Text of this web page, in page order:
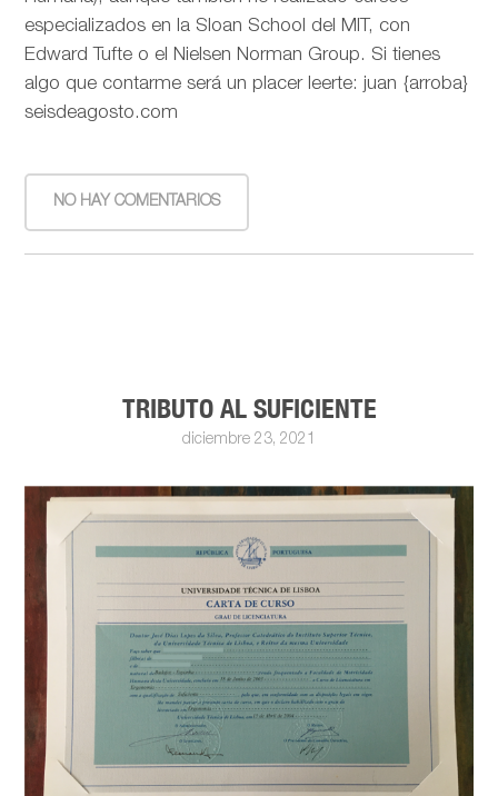
especializados en la Sloan School del MIT, con
Edward Tufte o el Nielsen Norman Group. Si tienes
algo que contarme será un placer leerte: juan {arroba}
seisdeagosto.com
NO HAY COMENTARIOS
TRIBUTO AL SUFICIENTE
diciembre 23, 2021